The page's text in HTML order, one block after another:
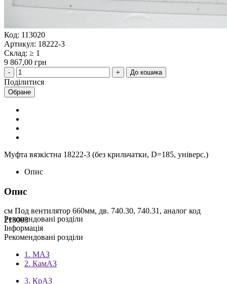
Код: 113020
Артикул: 18222-3
Склад: ≥ 1
9 867,00 грн
До кошика
Поділитися
Обране
Муфта вязкістна 18222-3 (без крильчатки, D=185, універс.)
Опис
Опис
см Под вентилятор 660мм, дв. 740.30, 740.31, аналог код
213003
Рекомендовані розділи
Інформація
Рекомендовані розділи
1. МАЗ
2. КамАЗ
3. КрАЗ